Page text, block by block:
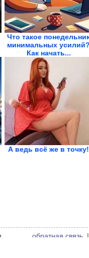
Что такое
минимальных усилий?
Как начать...
А ведь всё же в точку!
обратная связь |